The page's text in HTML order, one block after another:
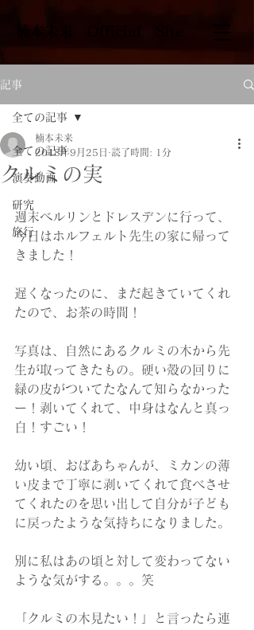
​楠本未来 Official Site
記事
全ての記事
演奏動画
研究
旅行
全ての記事
クルミの実
楠本未来
2018年9月25日
読了時間: 1分
週末ベルリンとドレスデンに行って、
今日はホルフェルト先生の家に帰って
きました！
遅くなったのに、まだ起きていてくれ
たので、お茶の時間！
写真は、自然にあるクルミの木から先
生が取ってきたもの。硬い殻の回りに
緑の皮がついてたなんて知らなかった
ー！剥いてくれて、中身はなんと真っ
白！すごい！
幼い頃、おばあちゃんが、ミカンの薄
い皮まで丁寧に剥いてくれて食べさせ
てくれたのを思い出して自分が子ども
に戻ったような気持ちになりました。
別に私はあの頃と対して変わってない
ような気がする。。。笑
「クルミの木見たい！」と言ったら連